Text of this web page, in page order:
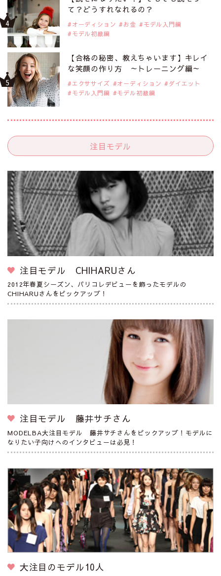
て？どうすれなれるの？
オーディション お金
モデル入門編
モデル初級編
【合格の秘密、教えちゃいます】キレイ
な笑顔の作り方 ～トレーニング編～
エクササイズ オーディション
ダイエット
モデル入門編
モデル初級編
注目モデル
注目モデル CHIHARUさん
2012年春夏シーズン、パリコレデビューを飾ったモデルの
CHIHARUさんをピックアップ！
注目モデル 藤井サチさん
MODELBA大注目モデル 藤井サチさんをピックアップ！モデルに
なりたい子向けへのインタビューは必見！
大注目のモデル10人